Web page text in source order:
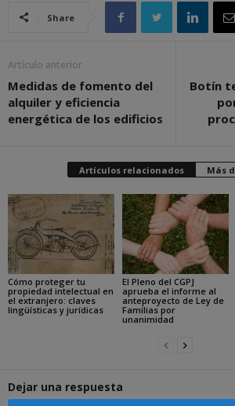
Share
Artículo anterior
Medidas de fomento del
alquiler y eficiencia
energética de los edificios
Botín
Artículos relacionados Más
Cómo proteger tu
propiedad intelectual en
el extranjero: claves
lingüísticas y jurídicas
El Pleno del CGPJ
aprueba el informe al
anteproyecto de Ley de
Familias por
unanimidad
Dejar una respuesta